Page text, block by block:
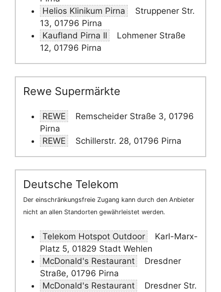
Helios Klinikum Pirna
Struppener Str.
13, 01796 Pirna
Kaufland Pirna II
Lohmener Straße
12, 01796 Pirna
Rewe Supermärkte
REWE
Remscheider Straße 3, 01796
Pirna
REWE
Schillerstr. 28, 01796 Pirna
Deutsche Telekom
Der einschränkungsfreie Zugang kann durch den Anbieter
nicht an allen Standorten gewährleistet werden.
Telekom Hotspot Outdoor
Karl-Marx-
Platz 5, 01829 Stadt Wehlen
McDonald's Restaurant
Dresdner
Straße, 01796 Pirna
McDonald's Restaurant
Dresdner Str.